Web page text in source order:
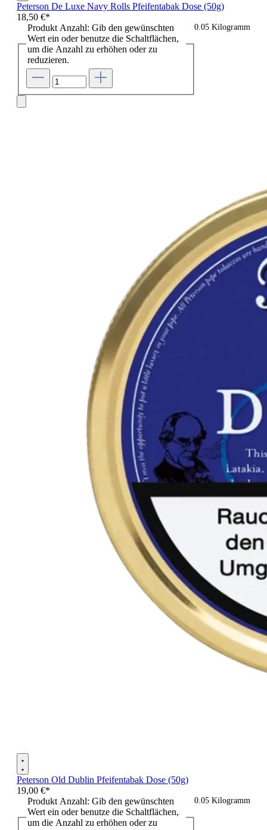
Peterson De Luxe Navy Rolls Pfeifentabak Dose (50g)
18,50 €*
0.05 Kilogramm
Produkt Anzahl: Gib den gewünschten
Wert ein oder benutze die Schaltflächen,
um die Anzahl zu erhöhen oder zu
reduzieren.
Peterson Old Dublin Pfeifentabak Dose (50g)
19,00 €*
0.05 Kilogramm
Produkt Anzahl: Gib den gewünschten
Wert ein oder benutze die Schaltflächen,
um die Anzahl zu erhöhen oder zu